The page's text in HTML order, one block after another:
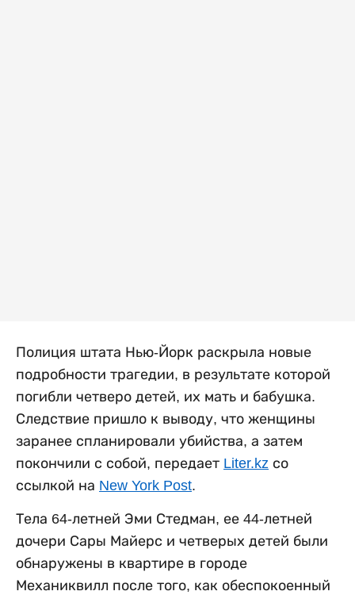
Полиция штата Нью-Йорк раскрыла новые
подробности трагедии, в результате которой
погибли четверо детей, их мать и бабушка.
Следствие пришло к выводу, что женщины
заранее спланировали убийства, а затем
покончили с собой, передает Liter.kz со
ссылкой на New York Post.
Тела 64-летней Эми Стедман, ее 44-летней
дочери Сары Майерс и четверых детей были
обнаружены в квартире в городе
Механиквилл после того, как обеспокоенный